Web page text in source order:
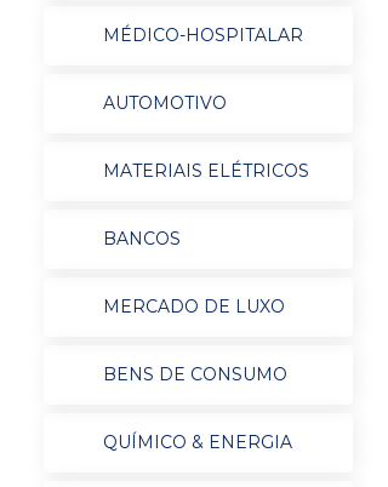
MÉDICO-HOSPITALAR
AUTOMOTIVO
MATERIAIS ELÉTRICOS
BANCOS
MERCADO DE LUXO
BENS DE CONSUMO
QUÍMICO & ENERGIA